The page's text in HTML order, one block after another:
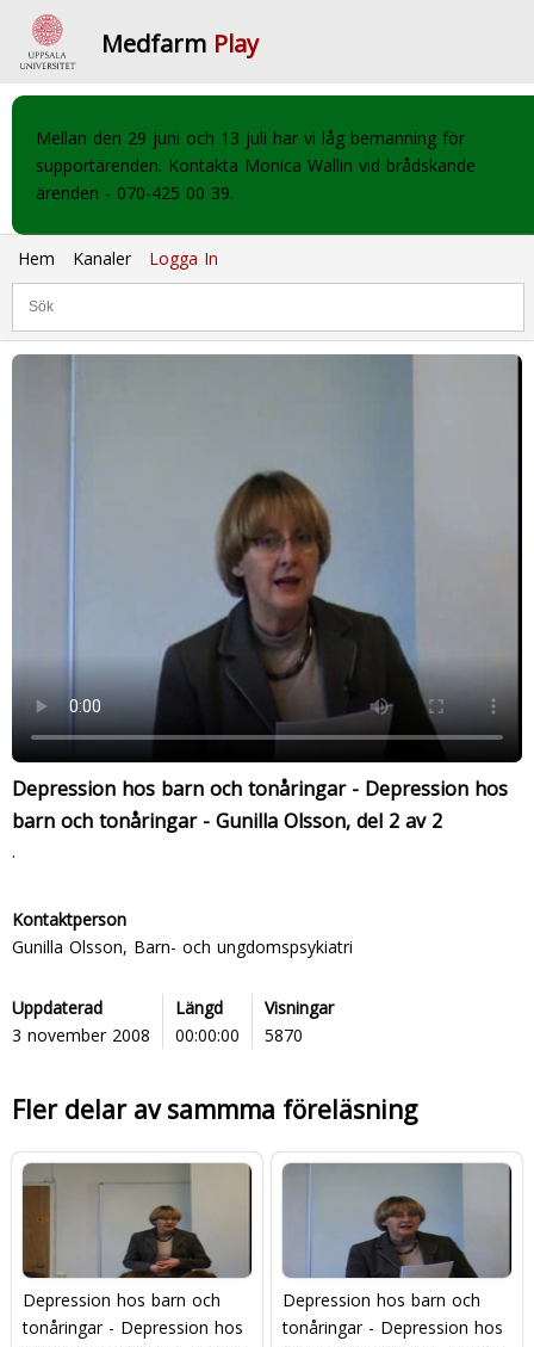
Medfarm Play
Mellan den 29 juni och 13 juli har vi låg bemanning för
supportärenden. Kontakta Monica Wallin vid brådskande
ärenden - 070-425 00 39.
Hem Kanaler Logga In
Depression hos barn och tonåringar - Depression hos
barn och tonåringar - Gunilla Olsson, del 2 av 2
.
Kontaktperson
Gunilla Olsson, Barn- och ungdomspsykiatri
Uppdaterad
3 november 2008
Längd
00:00:00
Visningar
5870
Fler delar av sammma föreläsning
Depression hos barn och
tonåringar - Depression hos
Depression hos barn och
tonåringar - Depression hos